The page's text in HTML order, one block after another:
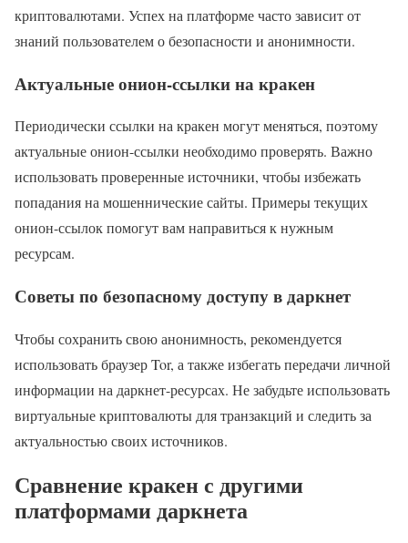
криптовалютами. Успех на платформе часто зависит от
знаний пользователем о безопасности и анонимности.
Актуальные онион-ссылки на кракен
Периодически ссылки на кракен могут меняться, поэтому
актуальные онион-ссылки необходимо проверять. Важно
использовать проверенные источники, чтобы избежать
попадания на мошеннические сайты. Примеры текущих
онион-ссылок помогут вам направиться к нужным
ресурсам.
Советы по безопасному доступу в даркнет
Чтобы сохранить свою анонимность, рекомендуется
использовать браузер Tor, а также избегать передачи личной
информации на даркнет-ресурсах. Не забудьте использовать
виртуальные криптовалюты для транзакций и следить за
актуальностью своих источников.
Сравнение кракен с другими
платформами даркнета